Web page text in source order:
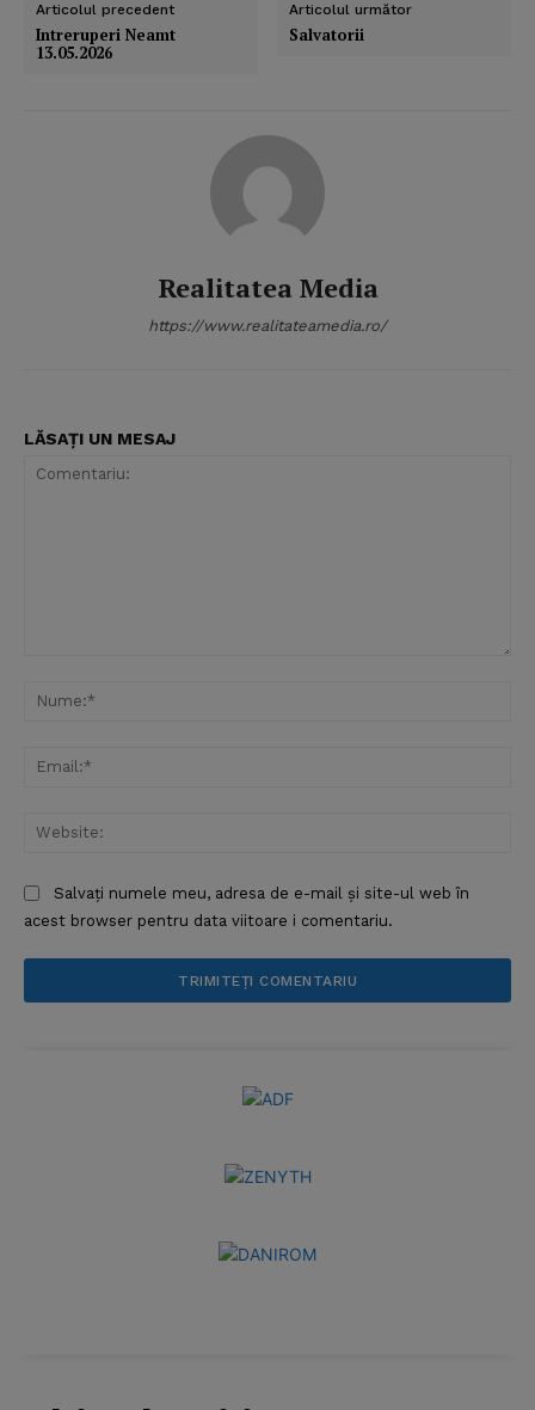
Articolul precedent
Intreruperi Neamt
13.05.2026
Articolul următor
Salvatorii
Realitatea Media
https://www.realitateamedia.ro/
LĂSAȚI UN MESAJ
Salvați numele meu, adresa de e-mail și site-ul web în
acest browser pentru data viitoare i comentariu.